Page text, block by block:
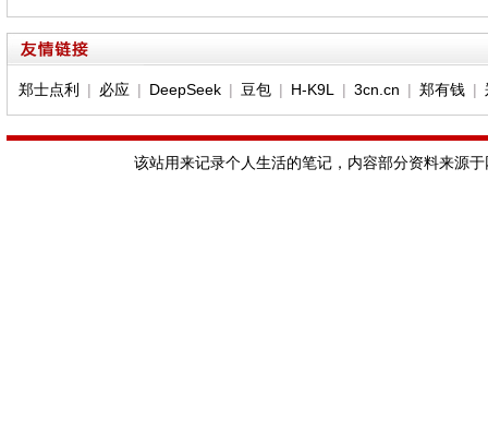
郑士点利 | 必应 | DeepSeek| 豆包| H-K9L | 3cn.cn | 郑有钱|
该站用来记录个人生活的笔记，内容部分资料来源